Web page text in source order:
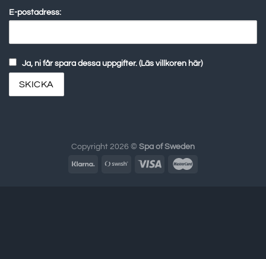
E-postadress:
Ja, ni får spara dessa uppgifter. (Läs villkoren här)
Copyright 2026 © Spa of Sweden